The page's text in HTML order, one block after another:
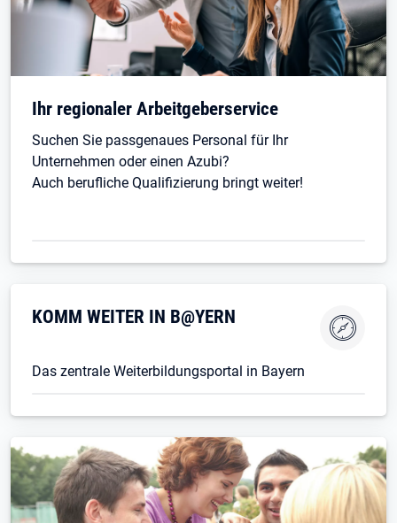
Ihr regionaler Arbeitgeberservice
Suchen Sie passgenaues Personal für Ihr
Unternehmen oder einen Azubi?
Auch berufliche Qualifizierung bringt weiter!
KOMM WEITER IN B@YERN
Das zentrale Weiterbildungsportal in Bayern